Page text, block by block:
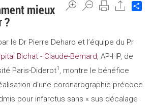
mieux
?
le Dr Pierre Deharo et l’équipe du Pr
Bichat - Claude-Bernard, AP-HP, de
Paris-Diderot1 , montre le bénéfice
d'une coronarographie précoce
pour infarctus sans « sus décalage